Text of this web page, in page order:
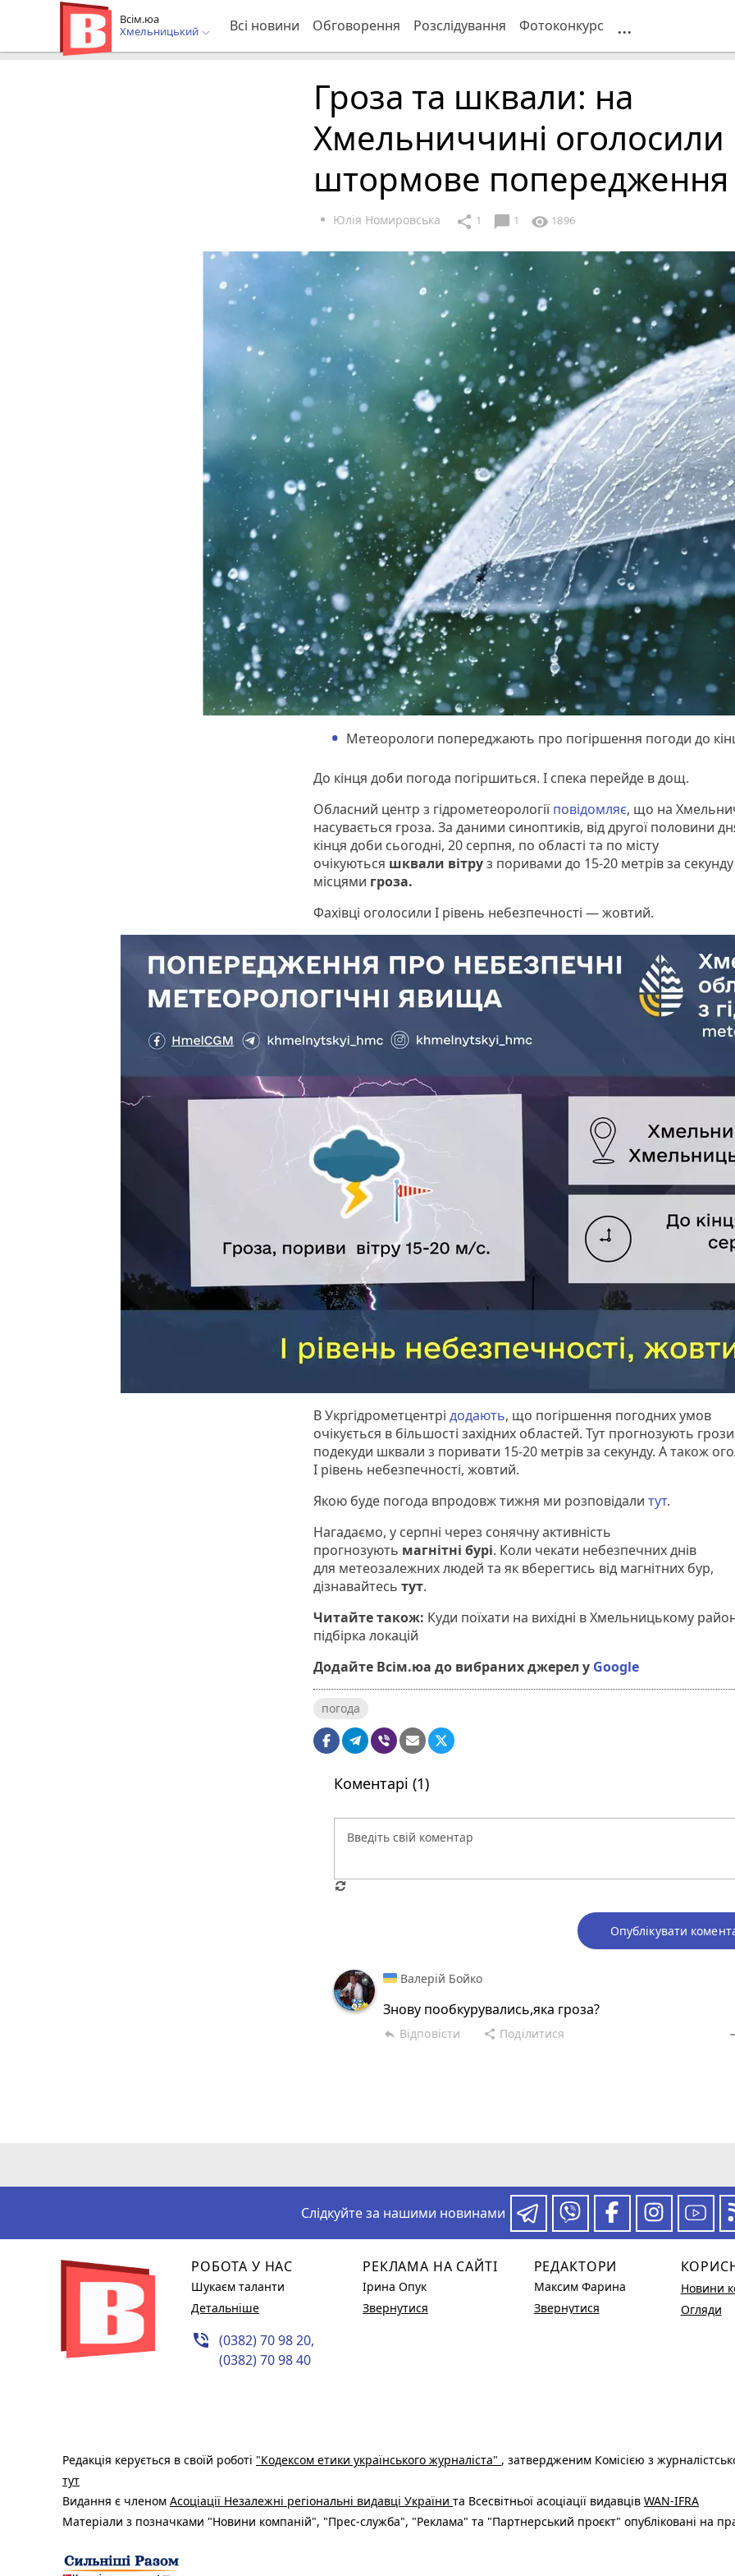
Всім.юа
Хмельницький
Всі новини Обговорення Розслідування Фотоконкурс ...
Гроза та шквали: на
Хмельниччині оголосили
штормове попередження
Юлія Номировська share 1 chat_bubble 1 visibility 1896
Метеорологи попереджають про погіршення погоди до
До кінця доби погода погіршиться. І спека перейде в дощ.
Обласний центр з гідрометеорологіїповідомляє, що на
насувається гроза. За даними синоптиків, від другої половини
кінця доби сьогодні, 20 серпня, по області та по місту
очікуються шквали вітруз поривами до 15-20 метрів за секунду
місцями гроза.
Фахівці оголосили І рівень небезпечності — жовтий.
В Укргідрометцентрі додають, що погіршення погодних умов
очікується в більшості західних областей. Тут прогнозують
подекуди шквали з поривати 15-20 метрів за секунду. А також
І рівень небезпечності, жовтий.
Якою буде погода впродовж тижня ми розповідали тут.
Нагадаємо, у серпні через сонячну активність
прогнозують магнітні бурі. Коли чекати небезпечних днів
для метеозалежних людей та як вберегтись від магнітних бур,
дізнавайтесь тут.
Читайте також: Куди поїхати на вихідні в Хмельницькому
підбірка локацій
Додайте Всім.юа до вибраних джерел у Google
погода
Коментарі (1)
Опублікувати
Валерій Бойко
Знову пообкурувались,яка гроза?
reply Відповісти share Поділитися
Слідкуйте за нашими новинами
РОБОТА У НАС
Шукаєм таланти
Детальніше
phone_in_talk (0382) 70 98 20,
(0382) 70 98 40
РЕКЛАМА НА САЙТІ
Ірина Опук
Звернутися
РЕДАКТОРИ
Максим Фарина
Звернутися
Новини
Огляди
Редакція керується в своїй роботі "Кодексом етики українського журналіста" , затвердженим Комісією з
тут
Видання є членом Асоціації Незалежні регіональні видавці України та Всесвітньої асоціації видавців WAN-IFRA
Матеріали з позначками "Новини компаній", "Прес-служба", "Реклама" та "Партнерський проєкт" опубліковані на